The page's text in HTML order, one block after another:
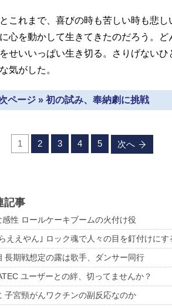
これまで、喜びの時も苦しい時も悲し
心を動かして生きてきたのだろう。
せいいっぱい生き切る。さりげないひ
気がした。
ページ » 初の試み、奉納劇に挑戦
1 2 3 4 5 次へ
記事
性 ロールケーキブームの火付け役
ええやん｣ ロック魂で人々の目を釘付けにす
長期戦想定の露は歌手、ダンサー同行
ユーザーとの絆、切ってませんか？
子宮頸がんワクチンの副反応なのか